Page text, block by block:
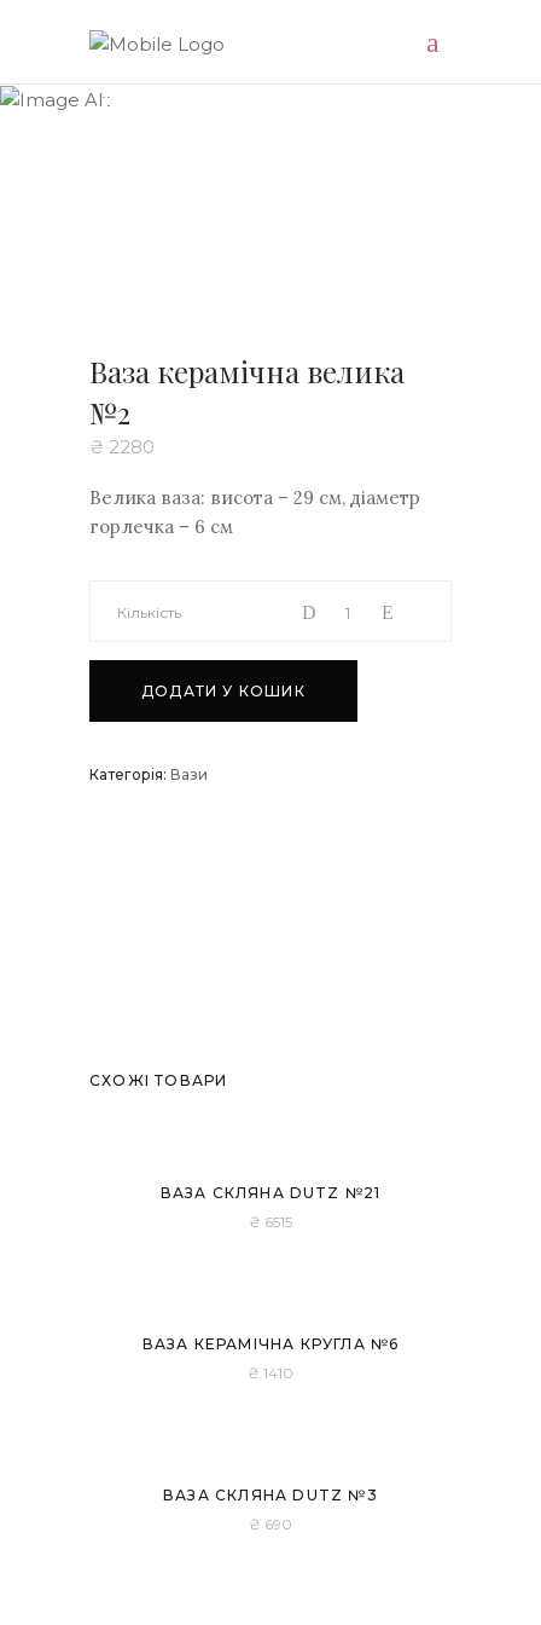
Доставляємо натхнення
Ваза керамічна велика
№2
₴ 2280
Велика ваза: висота – 29 см, діаметр
горлечка – 6 см
Ваза
№2
Кількість
ДОДАТИ У КОШИК
Категорія: Вази
СХОЖІ ТОВАРИ
ВАЗА СКЛЯНА DUTZ №21
₴ 6515
ВАЗА КЕРАМІЧНА КРУГЛА №6
₴ 1410
ВАЗА СКЛЯНА DUTZ №3
₴ 690